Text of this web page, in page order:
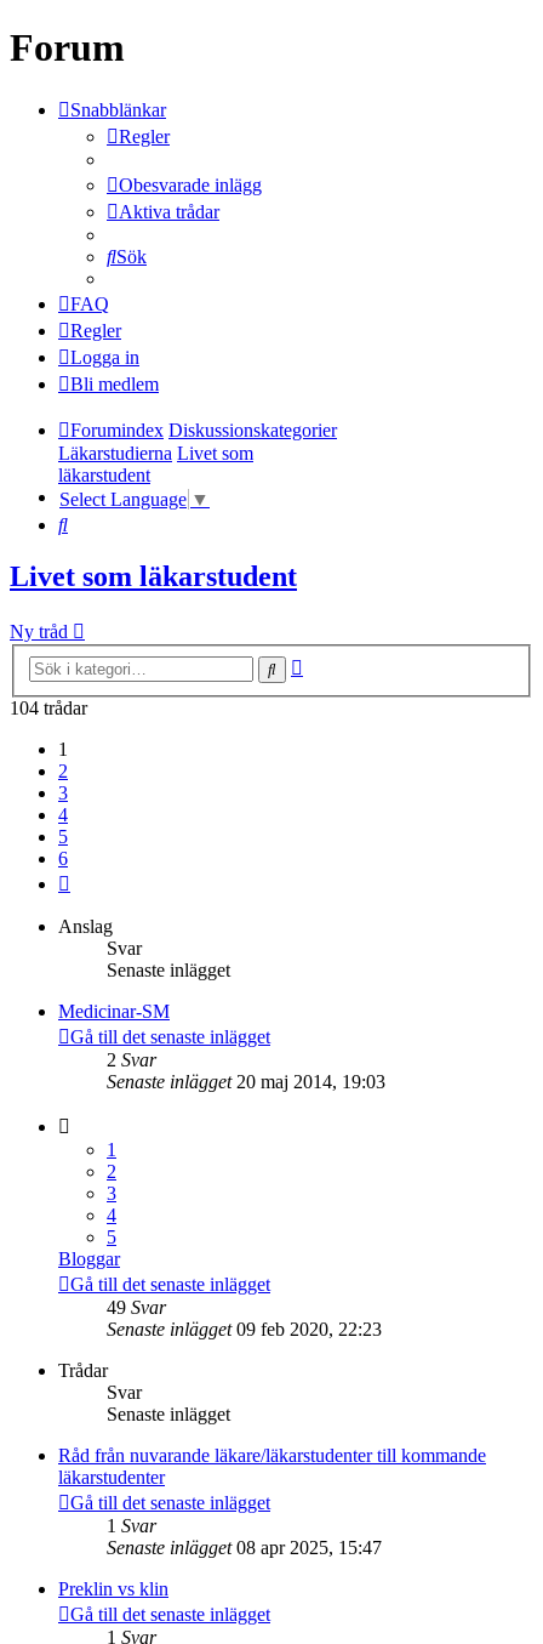
Forum
Snabblänkar
Regler
Obesvarade inlägg
Aktiva trådar
Sök
FAQ
Regler
Logga in
Bli medlem
Forumindex Diskussionskategorier
Läkarstudierna Livet som
läkarstudent
Select Language ▼
Sök
Livet som läkarstudent
Ny tråd
Sök
104 trådar
1
2
3
4
5
6
Anslag
Svar
Senaste inlägget
Medicinar-SM
Gå till det senaste inlägget
2 Svar
Senaste inlägget 20 maj 2014, 19:03
1
2
3
4
5
Bloggar
Gå till det senaste inlägget
49 Svar
Senaste inlägget 09 feb 2020, 22:23
Trådar
Svar
Senaste inlägget
Råd från nuvarande läkare/läkarstudenter till kommande
läkarstudenter
Gå till det senaste inlägget
1 Svar
Senaste inlägget 08 apr 2025, 15:47
Preklin vs klin
Gå till det senaste inlägget
1 Svar